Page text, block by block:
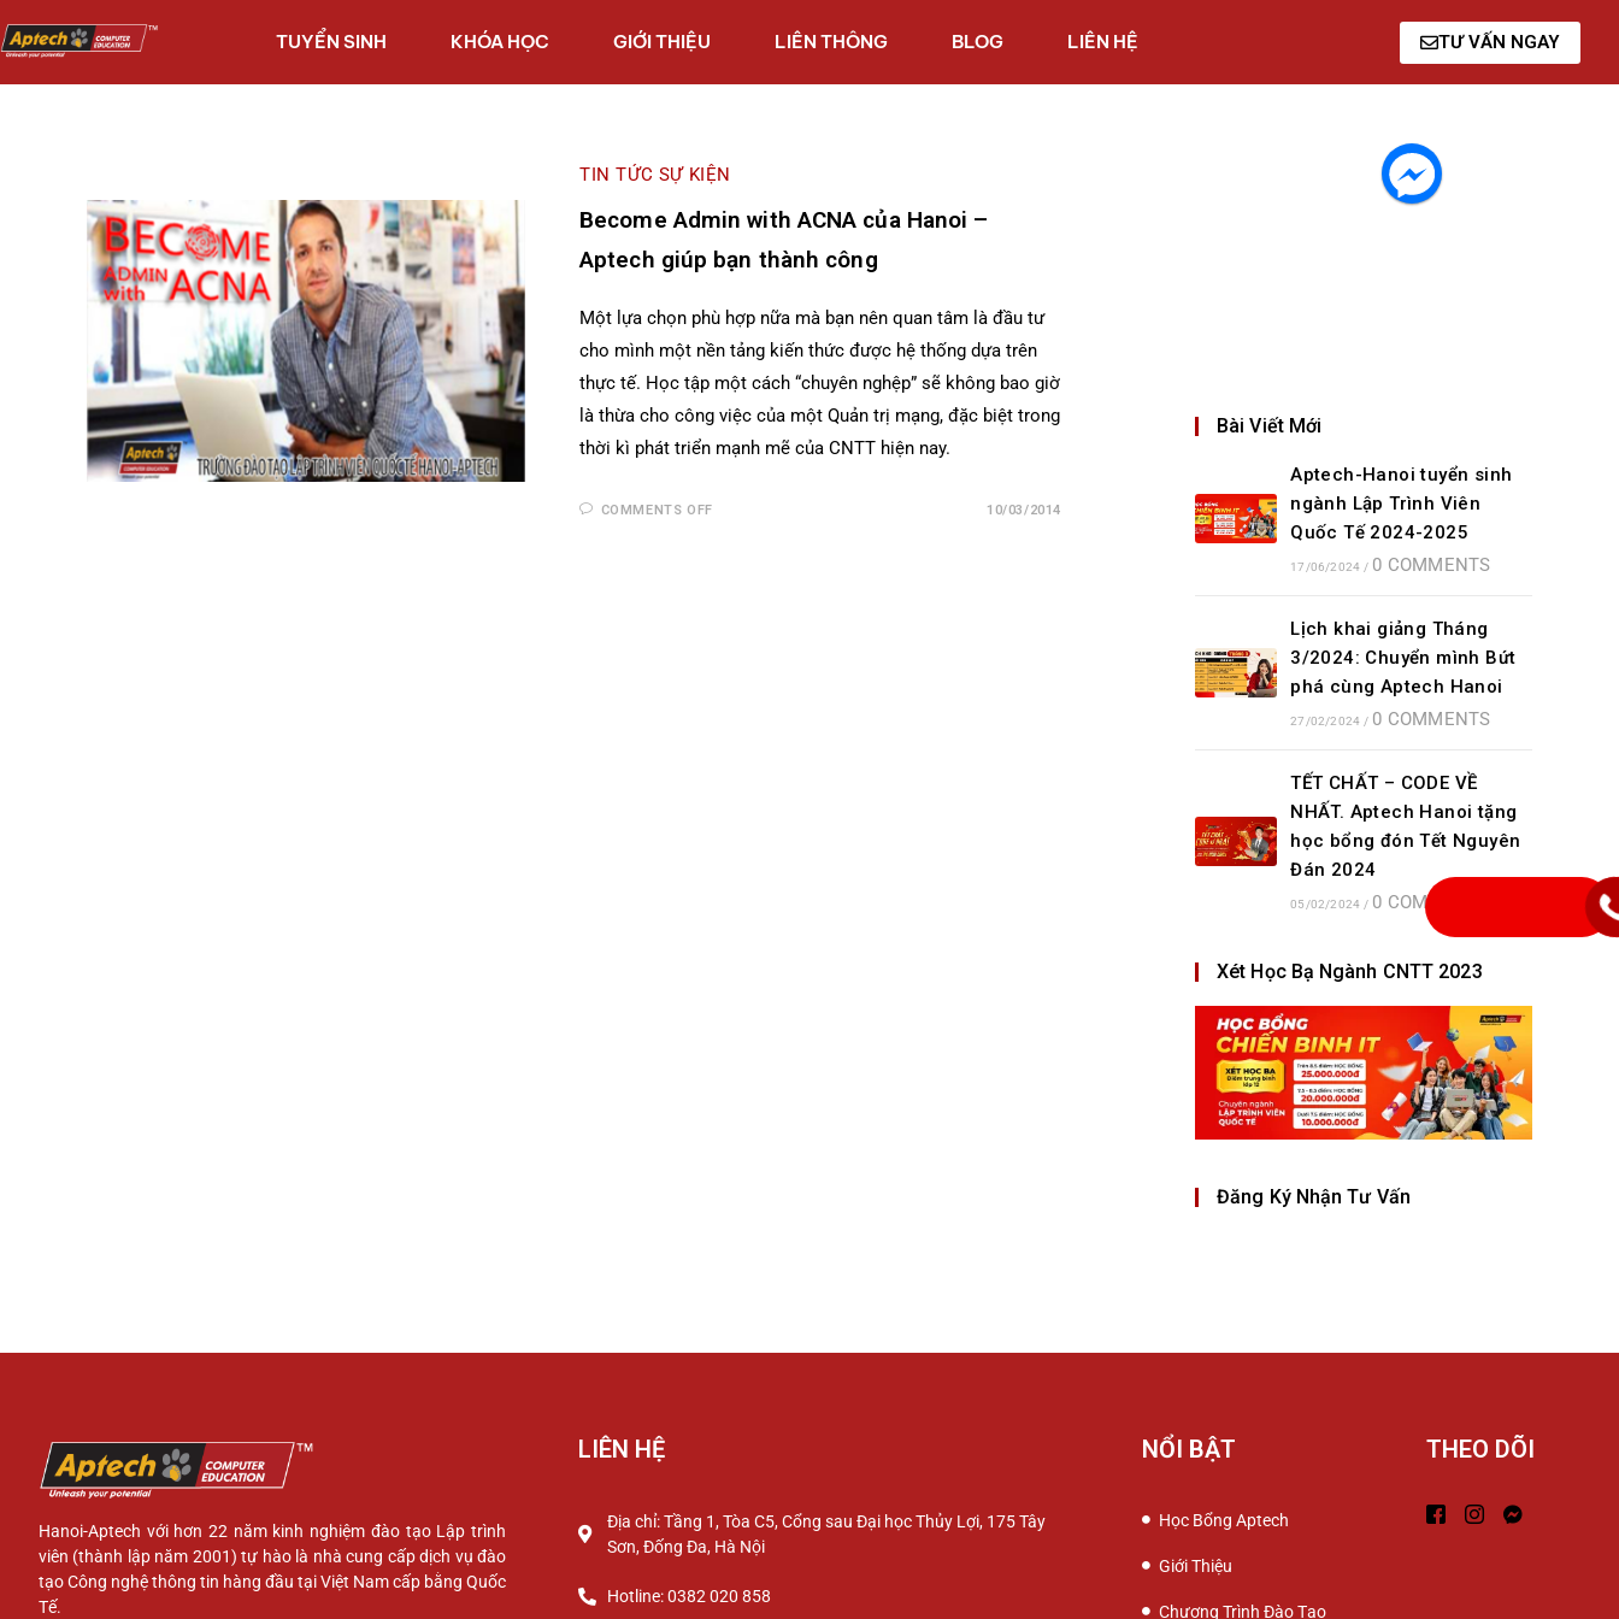
TUYỂN SINH KHÓA HỌC GIỚI THIỆU LIÊN THÔNG BLOG LIÊN HỆ TƯ VẤN NGAY
TIN TỨC SỰ KIỆN
Become Admin with ACNA của Hanoi –
Aptech giúp bạn thành công
Một lựa chọn phù hợp nữa mà bạn nên quan tâm là đầu tư
cho mình một nền tảng kiến thức được hệ thống dựa trên
thực tế. Học tập một cách “chuyên nghệp” sẽ không bao giờ
là thừa cho công việc của một Quản trị mạng, đặc biệt trong
thời kì phát triển mạnh mẽ của CNTT hiện nay.
COMMENTS OFF 10/03/2014
Bài Viết Mới
Aptech-Hanoi tuyển sinh
ngành Lập Trình Viên
Quốc Tế 2024-2025
17/06/2024 / 0 COMMENTS
Lịch khai giảng Tháng
3/2024: Chuyển mình Bứt
phá cùng Aptech Hanoi
27/02/2024 / 0 COMMENTS
TẾT CHẤT – CODE VỀ
NHẤT. Aptech Hanoi tặng
học bổng đón Tết Nguyên
Đán 2024
05/02/2024 / 0 COMMENTS
Xét Học Bạ Ngành CNTT 2023
Đăng Ký Nhận Tư Vấn
Hanoi-Aptech với hơn 22 năm kinh nghiệm đào tạo Lập trình
viên (thành lập năm 2001) tự hào là nhà cung cấp dịch vụ đào
tạo Công nghệ thông tin hàng đầu tại Việt Nam cấp bằng Quốc
Tế.
LIÊN HỆ
Địa chỉ: Tầng 1, Tòa C5, Cổng sau Đại học Thủy Lợi, 175 Tây
Sơn, Đống Đa, Hà Nội
Hotline: 0382 020 858
NỔI BẬT
Học Bổng Aptech
Giới Thiệu
Chương Trình Đào Tạo
THEO DÕI